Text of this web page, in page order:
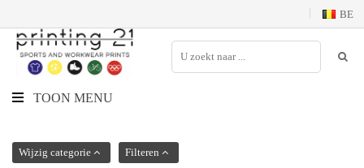
BE
TOON MENU
Wijzig categorie Filteren